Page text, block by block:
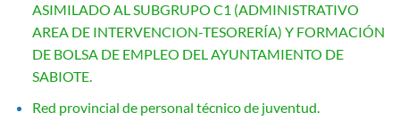
ASIMILADO AL SUBGRUPO C1 (ADMINISTRATIVO
AREA DE INTERVENCION-TESORERÍA) Y FORMACIÓN
DE BOLSA DE EMPLEO DEL AYUNTAMIENTO DE
SABIOTE.
Red provincial de personal técnico de juventud.